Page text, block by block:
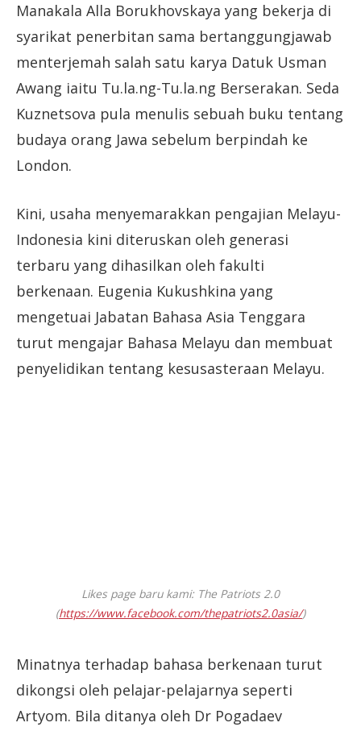
Manakala Alla Borukhovskaya yang bekerja di
syarikat penerbitan sama bertanggungjawab
menterjemah salah satu karya Datuk Usman
Awang iaitu Tu.la.ng-Tu.la.ng Berserakan. Seda
Kuznetsova pula menulis sebuah buku tentang
budaya orang Jawa sebelum berpindah ke
London.
Kini, usaha menyemarakkan pengajian Melayu-
Indonesia kini diteruskan oleh generasi
terbaru yang dihasilkan oleh fakulti
berkenaan. Eugenia Kukushkina yang
mengetuai Jabatan Bahasa Asia Tenggara
turut mengajar Bahasa Melayu dan membuat
penyelidikan tentang kesusasteraan Melayu.
Likes page baru kami: The Patriots 2.0
(https://www.facebook.com/thepatriots2.0asia/)
Minatnya terhadap bahasa berkenaan turut
dikongsi oleh pelajar-pelajarnya seperti
Artyom. Bila ditanya oleh Dr Pogadaev